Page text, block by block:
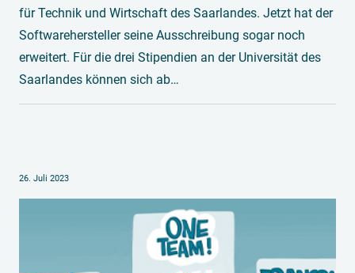
für Technik und Wirtschaft des Saarlandes. Jetzt hat der
Softwarehersteller seine Ausschreibung sogar noch
erweitert. Für die drei Stipendien an der Universität des
Saarlandes können sich ab…
26. Juli 2023